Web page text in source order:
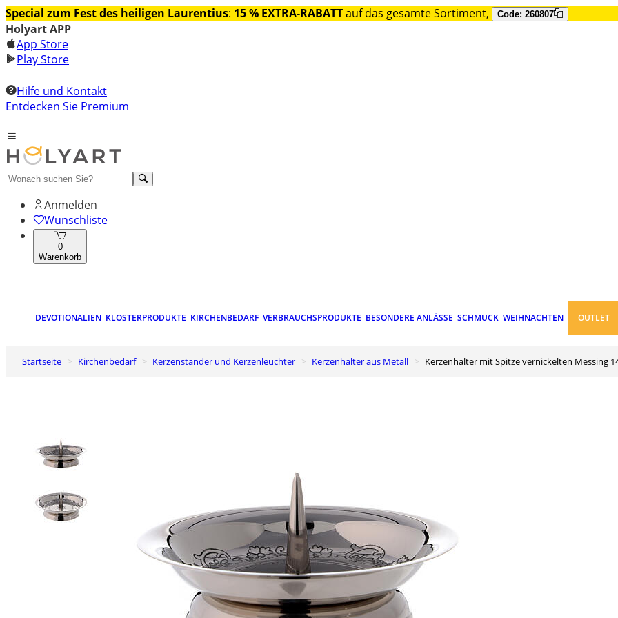
Special zum Fest des heiligen Laurentius: 15 % EXTRA-RABATTauf das gesamte Sortiment, Code: 260807
Holyart APP
App Store
Play Store
Hilfe und Kontakt
Entdecken Sie Premium
Anmelden
Wunschliste
0
Warenkorb
DEVOTIONALIEN KLOSTERPRODUKTE KIRCHENBEDARF VERBRAUCHSPRODUKTE BESONDERE ANLÄSSE SCHMUCK WEIHNACHTEN OUTLET
Startseite Kirchenbedarf Kerzenständer und Kerzenleuchter Kerzenhalter aus Metall Kerzenhalter mit Spitze vernickelten Messing